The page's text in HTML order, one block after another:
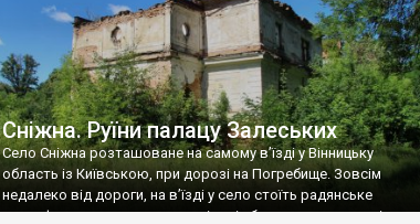
роках Болган […]
Сніжна. Руїни палацу Залеських
Село Сніжна розташоване на самому в’їзді у Вінницьку
область із Київською, при дорозі на Погребище. Зовсім
недалеко від дороги, на в’їзді у село стоїть радянське
рельєфне пано, яке показує жінку і яблуню, а трохи далі,